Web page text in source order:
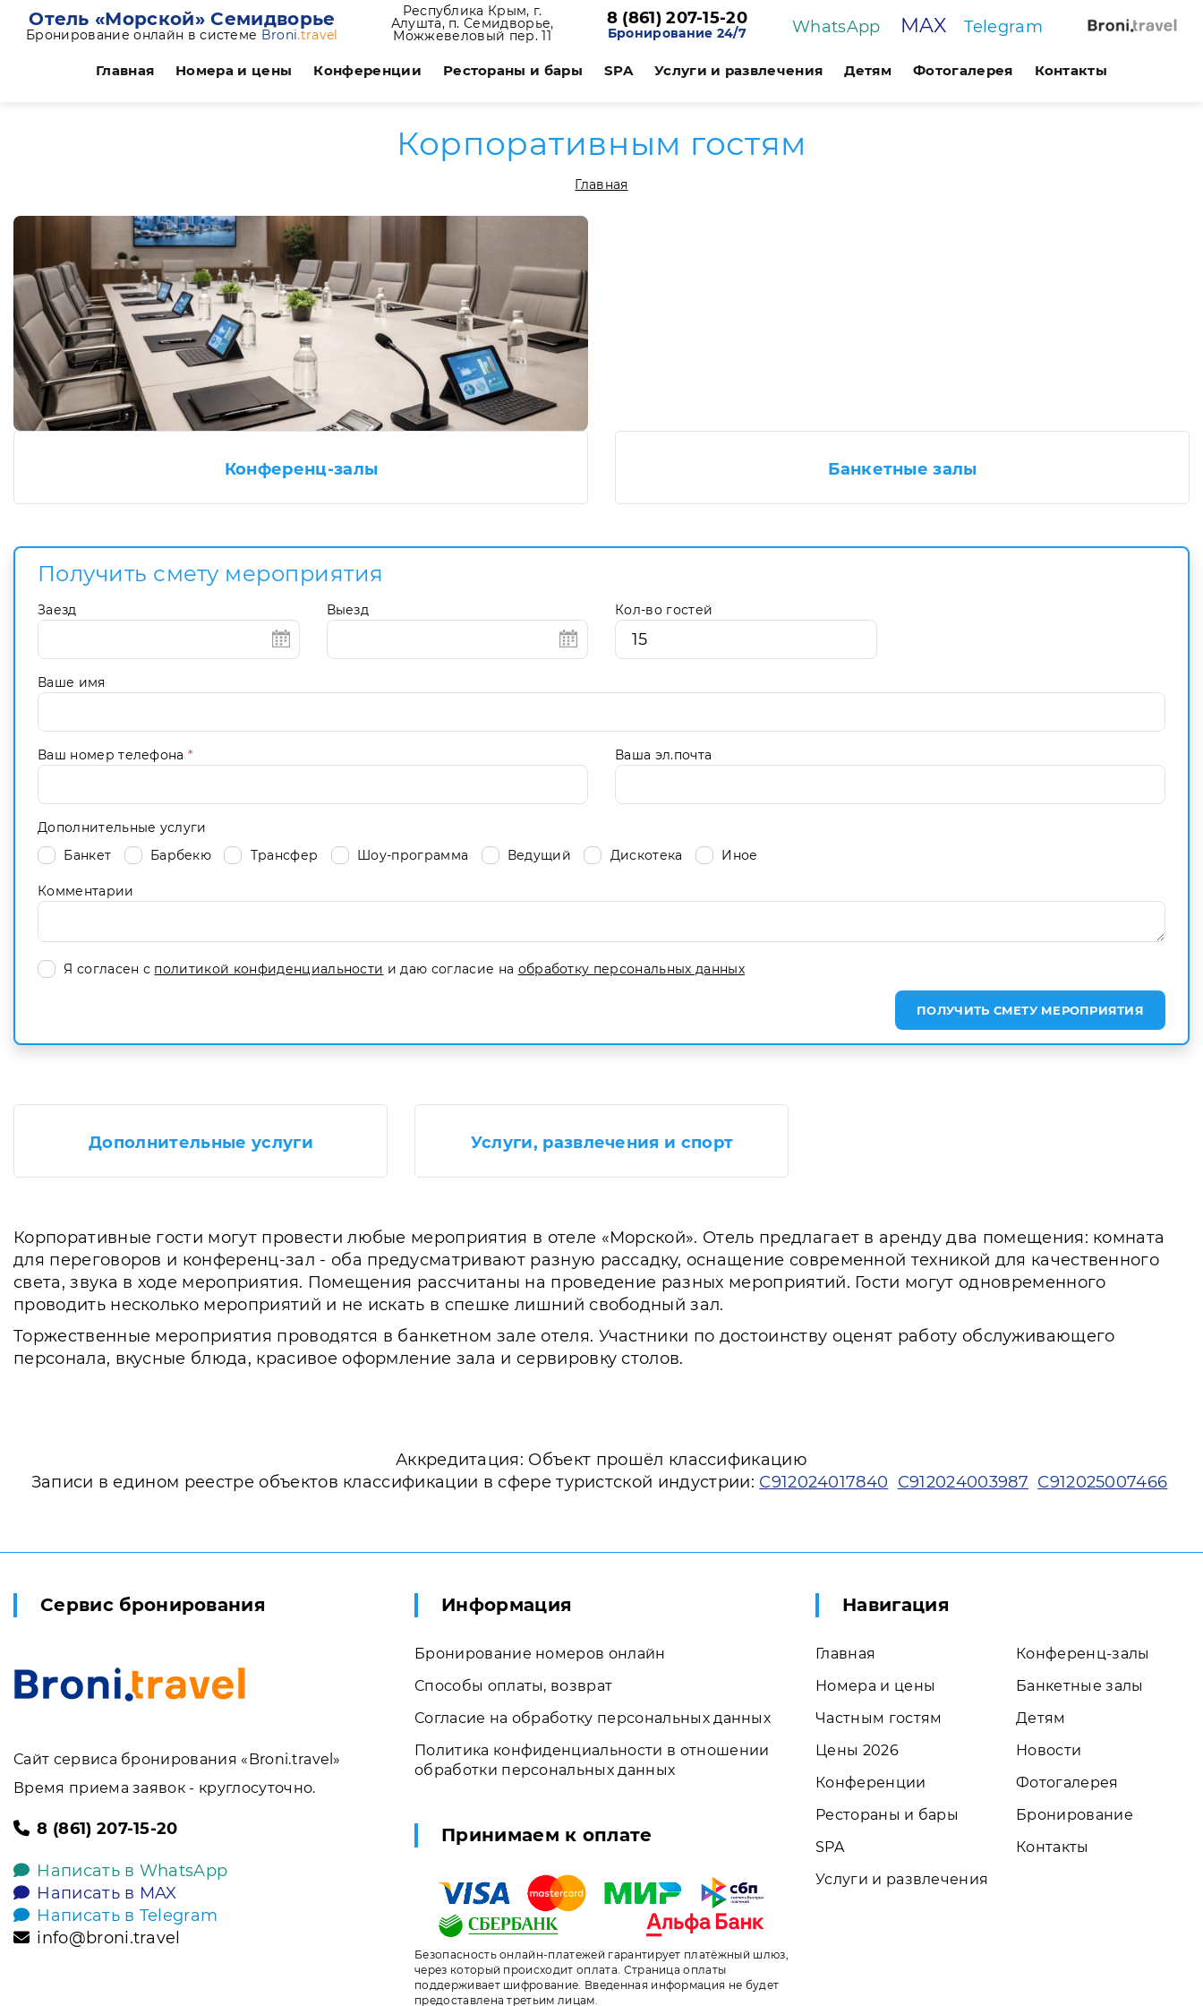
Отель «Морской» Семидворье
Бронирование онлайн в системе Broni.travel
Республика Крым, г.
Алушта, п. Семидворье,
Можжевеловый пер. 11
8 (861) 207-15-20
Бронирование 24/7 WhatsApp MAX Telegram
Главная Номера и цены Конференции Рестораны и бары SPA Услуги и развлечения Детям Фотогалерея Контакты
Корпоративным гостям
Главная
Конференц-залы Банкетные залы
Получить смету мероприятия
Заезд Выезд Кол-во гостей
Ваше имя
Ваш номер телефона* Ваша эл.почта
Дополнительные услуги
Банкет
Барбекю Трансфер Шоу-программа Ведущий Дискотека Иное
Комментарии
Я согласен с политикой конфиденциальности и даю согласие на обработку персональных данных
ПОЛУЧИТЬ СМЕТУ МЕРОПРИЯТИЯ
Дополнительные услуги Услуги, развлечения и спорт
Корпоративные гости могут провести любые мероприятия в отеле «Морской». Отель предлагает в аренду два помещения: комната
для переговоров и конференц-зал - оба предусматривают разную рассадку, оснащение современной техникой для качественного
света, звука в ходе мероприятия. Помещения рассчитаны на проведение разных мероприятий. Гости могут одновременного
проводить несколько мероприятий и не искать в спешке лишний свободный зал.
Торжественные мероприятия проводятся в банкетном зале отеля. Участники по достоинству оценят работу обслуживающего
персонала, вкусные блюда, красивое оформление зала и сервировку столов.
Аккредитация: Объект прошёл классификацию
Записи в едином реестре объектов классификации в сфере туристской индустрии: С912024017840 С912024003987 С912025007466
Сервис бронирования
Сайт сервиса бронирования «Broni.travel»
Время приема заявок - круглосуточно.
8 (861) 207-15-20
Написать в WhatsApp
Написать в MAX
Написать в Telegram
info@broni.travel
Информация
Бронирование номеров онлайн
Способы оплаты, возврат
Согласие на обработку персональных данных
Политика конфиденциальности в отношении
обработки персональных данных
Принимаем к оплате
Безопасность онлайн-платежей гарантирует платёжный шлюз,
через который происходит оплата. Страница оплаты
поддерживает шифрование. Введенная информация не будет
предоставлена третьим лицам.
Навигация
Главная
Номера и цены
Частным гостям
Цены 2026
Конференции
Рестораны и бары
SPA
Услуги и развлечения
Конференц-залы
Банкетные залы
Детям
Новости
Фотогалерея
Бронирование
Контакты